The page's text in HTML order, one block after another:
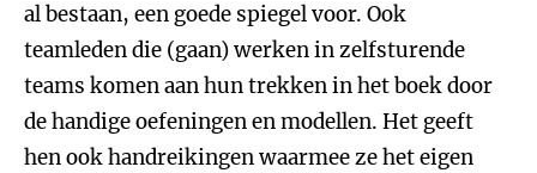
al bestaan, een goede spiegel voor. Ook
teamleden die (gaan) werken in zelfsturende
teams komen aan hun trekken in het boek door
de handige oefeningen en modellen. Het geeft
hen ook handreikingen waarmee ze het eigen